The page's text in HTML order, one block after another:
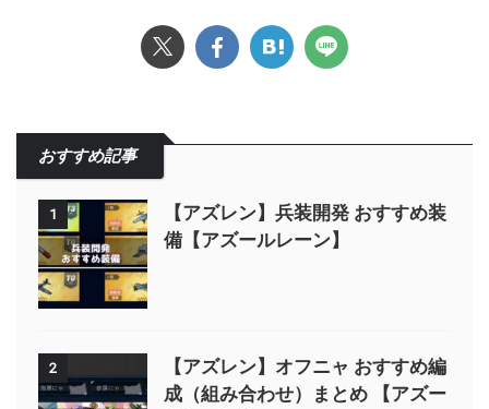
おすすめ記事
1
【アズレン】兵装開発 おすすめ装
備【アズールレーン】
2
【アズレン】オフニャ おすすめ編
成（組み合わせ）まとめ 【アズー